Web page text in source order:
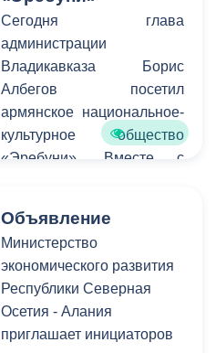
соответствующих
структурных
подразделений
администрации.
Сегодня глава
администрации
Владикавказа Борис
Албегов посетил
армянское национальное-
культурное общество
«Эребуни». Вместе с
планы развития
организации и ее важную
роль в жизни города.
Объявление
Министерство
экономического развития
Республики Северная
Осетия - Алания
приглашает инициаторов